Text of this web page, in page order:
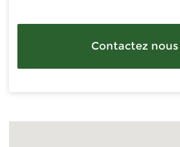
Contactez nous